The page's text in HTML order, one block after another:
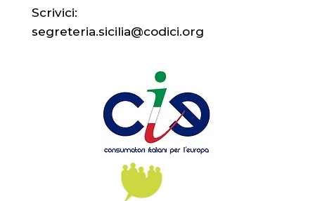
Scrivici:
segreteria.sicilia@codici.org